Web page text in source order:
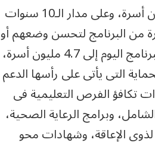
وبدأ برنامج تكافل وكرامة عام 2015 بعدد الأسر المستفيدة 1.7 مليون أسرة، وعلى مدار الـ10 سنوات
7.7 مليون أسرة، وتخارج 3 ملايين أسرة من البرنامج لتحسن وضعهم أو
خروجهم من دائرة العوز، ليصل العدد الحالى للأسر المستفيدة من البرنامج اليوم إلى 4.7 مليون أسرة،
التى يأتى على رأسها الدعم
تكافؤ الفرص التعليمية فى
وبرامج الرعاية الصحية،
الإعاقة، وشهادات محو